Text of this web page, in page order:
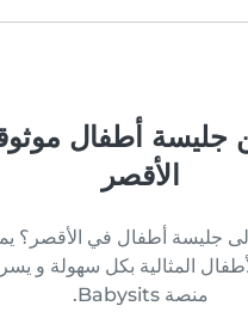
جليسة أطفال
الأقصر
جليسة أطفال في الأقصر؟
المثالية بكل سهولة و
منصة Babysits.